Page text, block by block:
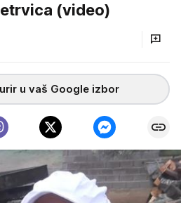
(video)
u vaš Google izbor